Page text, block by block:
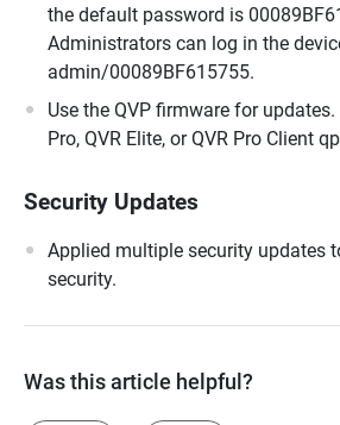
the default password is
Administrators can log in the
admin/00089BF615755.
Use the QVP firmware for
Pro, QVR Elite, or QVR Pro Client
Security Updates
Applied multiple security updates
security.
Was this article helpful?